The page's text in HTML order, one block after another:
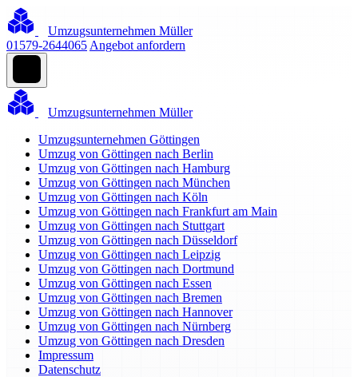
Umzugsunternehmen Müller
01579-2644065 Angebot anfordern
Umzugsunternehmen Müller
Umzugsunternehmen Göttingen
Umzug von Göttingen nach Berlin
Umzug von Göttingen nach Hamburg
Umzug von Göttingen nach München
Umzug von Göttingen nach Köln
Umzug von Göttingen nach Frankfurt am Main
Umzug von Göttingen nach Stuttgart
Umzug von Göttingen nach Düsseldorf
Umzug von Göttingen nach Leipzig
Umzug von Göttingen nach Dortmund
Umzug von Göttingen nach Essen
Umzug von Göttingen nach Bremen
Umzug von Göttingen nach Hannover
Umzug von Göttingen nach Nürnberg
Umzug von Göttingen nach Dresden
Impressum
Datenschutz